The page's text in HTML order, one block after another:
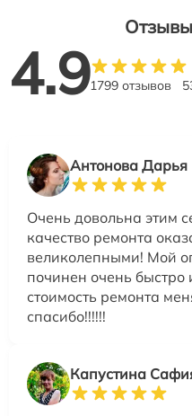
4.91799 отзывов
Антонова Дарья
Очень довольна этим
качество ремонта
великолепными! Мой
починен очень быстро
стоимость ремонта
спасибо!!!!!!
Капустина